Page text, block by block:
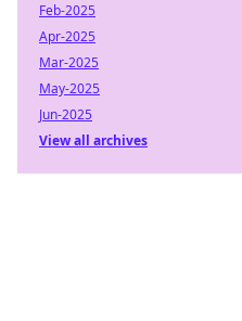
Feb-2025
Apr-2025
Mar-2025
May-2025
Jun-2025
View all archives